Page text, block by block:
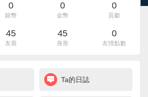
0
銀幣
0
金幣
0
貢獻
45
友善
45
身形
0
友情點數
Ta的日誌